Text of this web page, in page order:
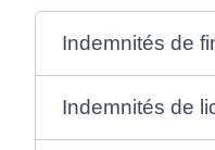
Indemnités de
Indemnités de